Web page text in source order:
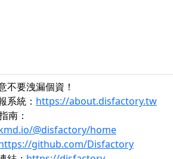
不要洩漏個資！
系統： https://about.disfactory.tw
南：
@disfactory/home
github.com/Disfactory